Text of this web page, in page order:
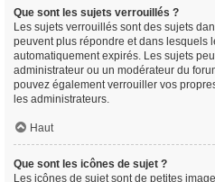
Que sont les sujets verrouillés ?
Les sujets verrouillés sont des sujets
peuvent plus répondre et dans lesquels
automatiquement expirés. Les sujets
administrateur ou un modérateur du
pouvez également verrouiller vos
les administrateurs.
Haut
Que sont les icônes de sujet ?
Les icônes de sujet sont de petites